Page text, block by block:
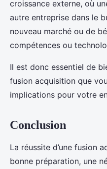
croissance externe, où
autre entreprise dans le
nouveau marché ou de
compétences ou
Il est donc essentiel de
fusion acquisition que
implications pour votre
Conclusion
La réussite d’une fusion
bonne préparation, une